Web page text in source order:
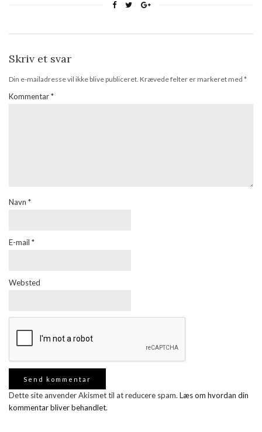
Skriv et svar
Din e-mailadresse vil ikke blive publiceret. Krævede felter er markeret med *
Kommentar*
Navn *
E-mail *
Websted
Dette site anvender Akismet til at reducere spam. Læs om hvordan din
kommentar bliver behandlet.